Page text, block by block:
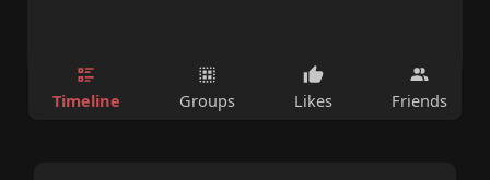
Timeline Groups Likes Friends